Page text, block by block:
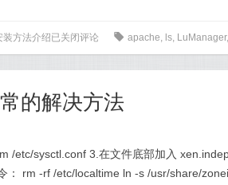
装方法介绍已关闭评论 0 apache, ls, LuManager,
的解决方法
etc/sysctl.conf 3.在文件底部加入
： rm -rf /etc/localtime ln -s /usr/share/